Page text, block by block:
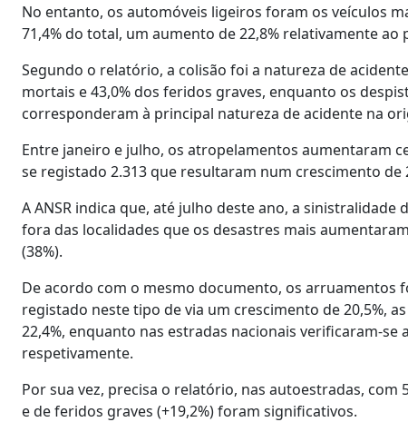
No entanto, os automóveis ligeiros foram os veículos
71,4% do total, um aumento de 22,8% relativamente
Segundo o relatório, a colisão foi a natureza de
mortais e 43,0% dos feridos graves, enquanto os
corresponderam à principal natureza de acidente na
Entre janeiro e julho, os atropelamentos aumentaram
se registado 2.313 que resultaram num crescimento de
A ANSR indica que, até julho deste ano, a
fora das localidades que os desastres mais
(38%).
De acordo com o mesmo documento, os arruamentos
registado neste tipo de via um crescimento de 20,5%,
22,4%, enquanto nas estradas nacionais verificaram-
respetivamente.
Por sua vez, precisa o relatório, nas autoestradas,
e de feridos graves (+19,2%) foram significativos.